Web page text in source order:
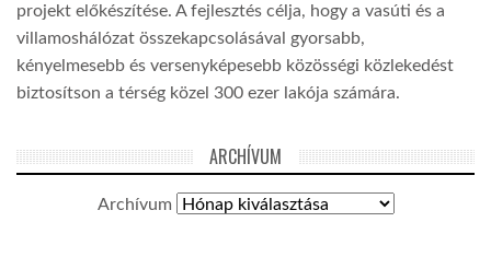
projekt előkészítése. A fejlesztés célja, hogy a vasúti és a
villamoshálózat összekapcsolásával gyorsabb,
kényelmesebb és versenyképesebb közösségi közlekedést
biztosítson a térség közel 300 ezer lakója számára.
ARCHÍVUM
Archívum